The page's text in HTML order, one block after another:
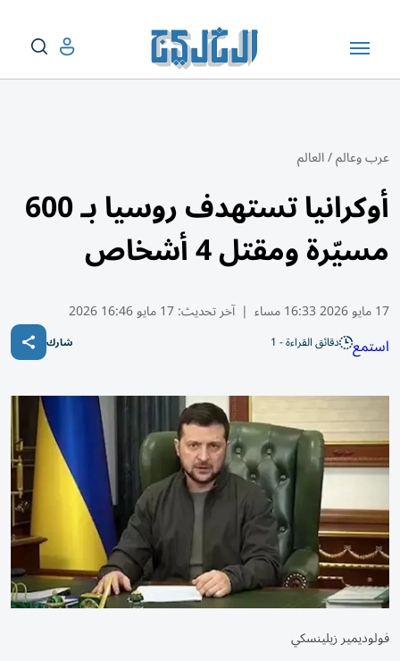
عرب وعالم/العالم
أوكرانيا تستهدف روسيا بـ 600
مسيّرة ومقتل 4 أشخاص
17 مايو 2026 16:33 مساء | آخر تحديث:17 مايو 16:46 2026
استمع دقائق القراءة - 1 شارك
فولوديمير زيلينسكي